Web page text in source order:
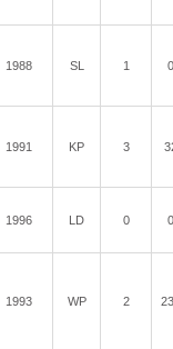
1988 SL 1
1991 KP 3
1996 LD 0
1993 WP 2